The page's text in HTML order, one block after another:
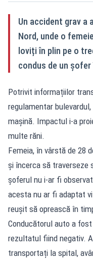
Un accident grav
Nord, unde o
loviți în plin pe o
condus de un șofer
Potrivit informațiilor
regulamentar
mașină. Impactul i-a
multe răni.
Femeia, în vârstă de 28
și încerca să traverseze
șoferul nu i-ar fi
acesta nu ar fi adaptat
reușit să oprească în
Conducătorul auto a
rezultatul fiind negativ.
transportați la spital,